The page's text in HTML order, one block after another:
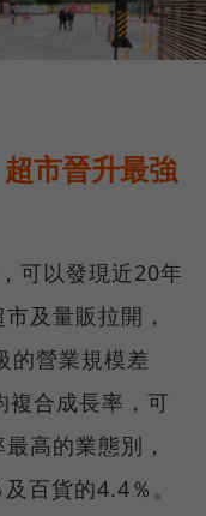
市晉升最強
可以發現近20年
及量販拉開，
的營業規模差
複合成長率，可
高的業態別，
百貨的4.4％。